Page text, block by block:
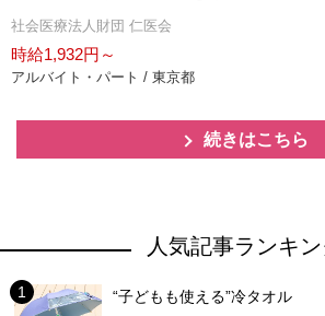
社会医療法人財団 仁医会
時給1,932円～
アルバイト・パート / 東京都
続きはこちら
人気記事ランキ
“子どもも使える”冷タオル